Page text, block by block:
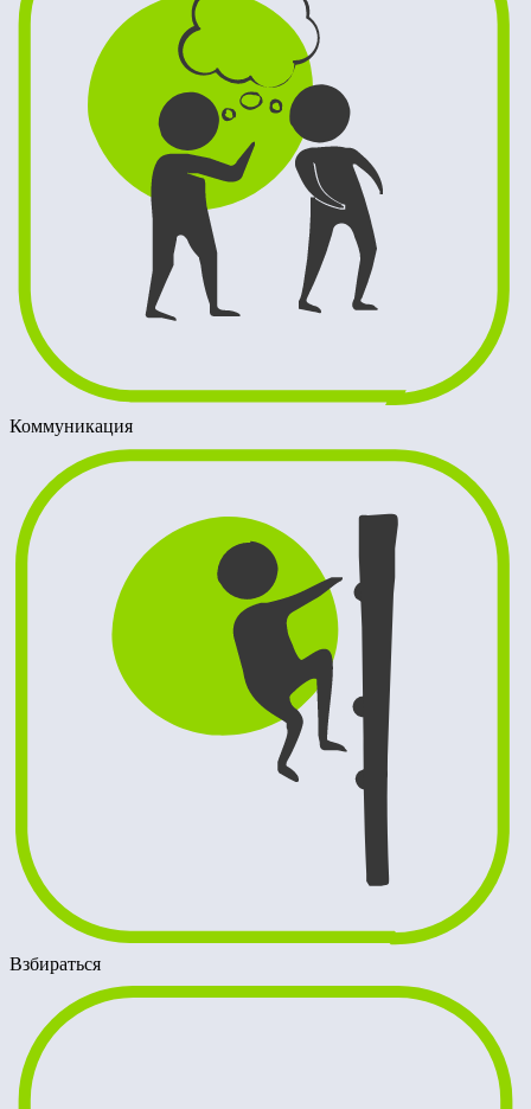
Коммуникация
Взбираться